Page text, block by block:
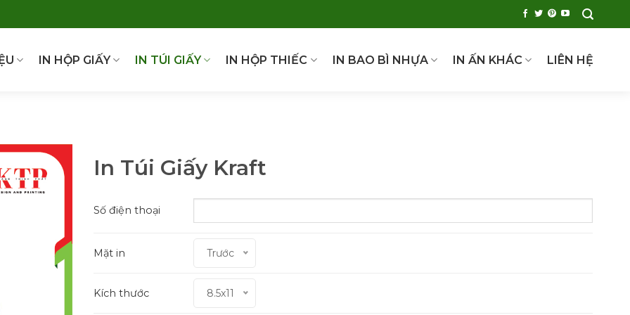
IN HỘP GIẤY IN TÚI GIẤY IN HỘP THIẾC IN BAO BÌ NHỰA IN ẤN KHÁC LIÊN HỆ
In Túi Giấy Kraft
Số điện thoại
Mặt in Trước
Kích thước 8.5x11